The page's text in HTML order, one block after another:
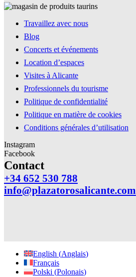
Travaillez avec nous
Blog
Concerts et événements
Location d’espaces
Visites à Alicante
Professionnels du tourisme
Politique de confidentialité
Politique en matière de cookies
Conditions générales d’utilisation
Instagram
Facebook
Contact
+34 652 530 788
info@plazatorosalicante.com
English (Anglais)
Français
Polski (Polonais)